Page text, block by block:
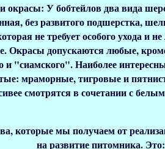
окрасы: У бобтейлов два вида
без развитого подшерстка,
не требует особого ухода и не
Окрасы допускаются любые,
и "сиамского". Наиболее
мраморные, тигровые и
смотрятся в сочетании с
которые мы получаем от
на развитие питомника. Это: